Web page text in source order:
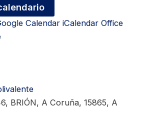
Calendar iCalendar Office
BRIÓN, A Coruña, 15865, A